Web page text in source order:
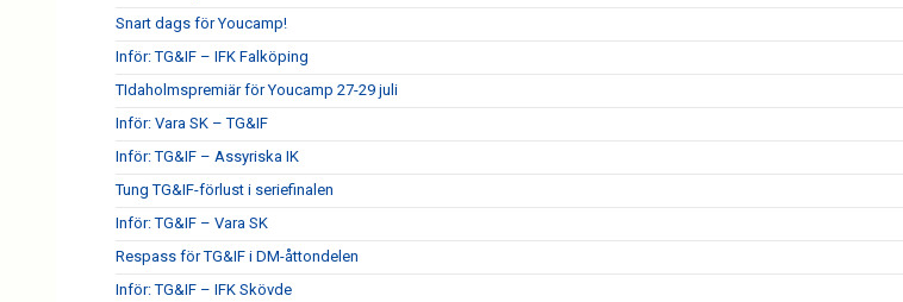
Snart dags för Youcamp!
Inför: TG&IF – IFK Falköping
TIdaholmspremiär för Youcamp 27-29 juli
Inför: Vara SK – TG&IF
Inför: TG&IF – Assyriska IK
Tung TG&IF-förlust i seriefinalen
Inför: TG&IF – Vara SK
Respass för TG&IF i DM-åttondelen
Inför: TG&IF – IFK Skövde